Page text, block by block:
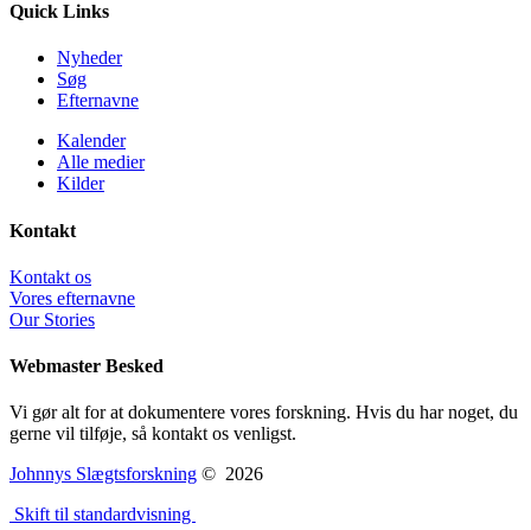
Quick Links
Nyheder
Søg
Efternavne
Kalender
Alle medier
Kilder
Kontakt
Kontakt os
Vores efternavne
Our Stories
Webmaster Besked
Vi gør alt for at dokumentere vores forskning. Hvis du har noget, du
gerne vil tilføje, så kontakt os venligst.
Johnnys Slægtsforskning © 2026
Skift til standardvisning